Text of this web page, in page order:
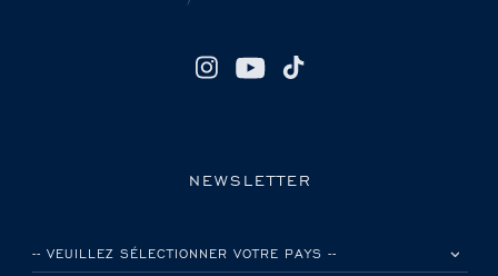
NEWSLETTER
VEUILLEZ SÉLECTIONNER VOTRE PAYS